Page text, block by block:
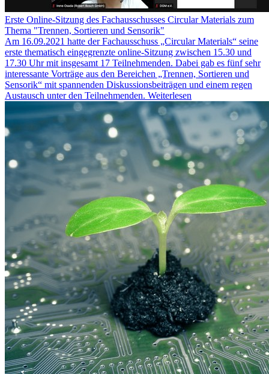
Erste Online-Sitzung des Fachausschusses Circular Materials zum
Thema "Trennen, Sortieren und Sensorik"
Am 16.09.2021 hatte der Fachausschuss „Circular Materials“ seine
erste thematisch eingegrenzte online-Sitzung zwischen 15.30 und
17.30 Uhr mit insgesamt 17 Teilnehmenden. Dabei gab es fünf sehr
interessante Vorträge aus den Bereichen „Trennen, Sortieren und
Sensorik“ mit spannenden Diskussionsbeiträgen und einem regen
Austausch unter den Teilnehmenden. Weiterlesen